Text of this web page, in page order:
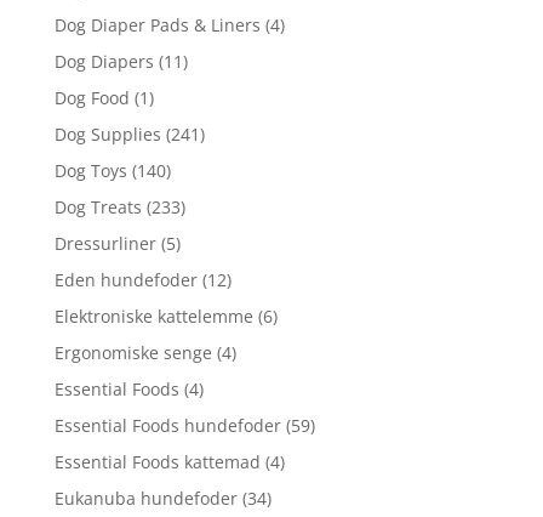
Dog Diaper Pads & Liners (4)
Dog Diapers (11)
Dog Food (1)
Dog Supplies (241)
Dog Toys (140)
Dog Treats (233)
Dressurliner (5)
Eden hundefoder (12)
Elektroniske kattelemme (6)
Ergonomiske senge (4)
Essential Foods (4)
Essential Foods hundefoder (59)
Essential Foods kattemad (4)
Eukanuba hundefoder (34)